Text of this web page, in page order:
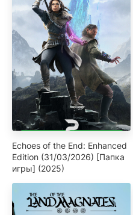
Echoes of the End: Enhanced
Edition (31/03/2026) [Папка
игры] (2025)